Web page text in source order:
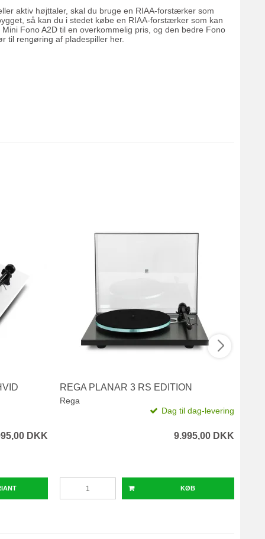
aktiv højttaler, skal du bruge en RIAA-forstærker som
så kan du i stedet købe en RIAA-forstærker som kan
Mini Fono A2D til en overkommelig pris, og den bedre Fono
til rengøring af pladespiller her.
DKK
REGA PLANAR 3 RS EDITION
Rega
Dag til dag-levering
9.995,00 DKK
KØB